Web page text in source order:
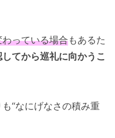
っている場合もあるた
てから巡礼に向かうこ
“なにげなさの積み重